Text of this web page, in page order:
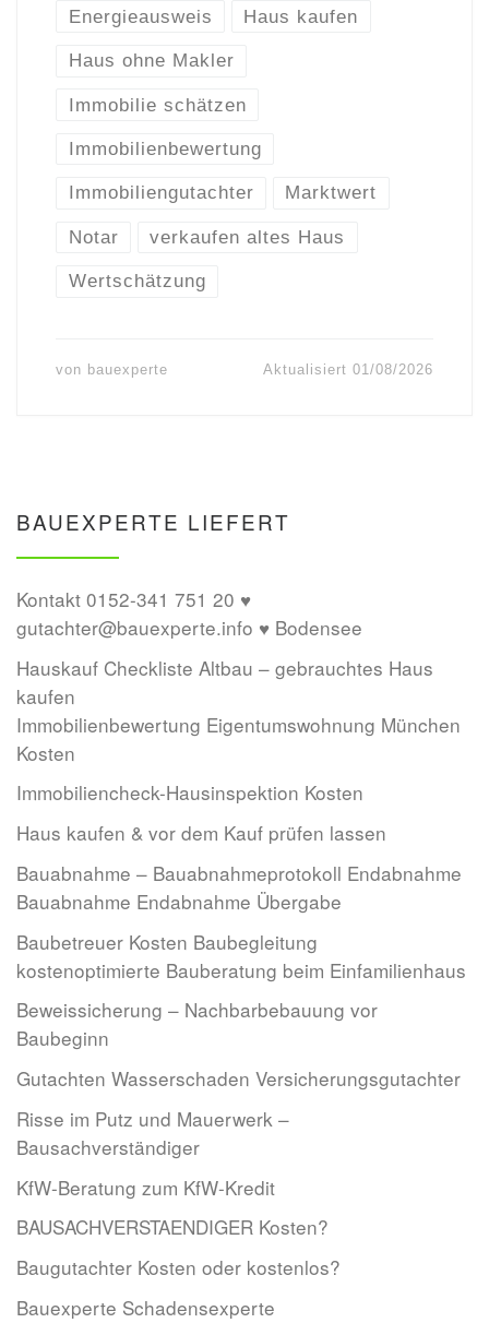
Energieausweis Haus kaufen
Haus ohne Makler
Immobilie schätzen
Immobilienbewertung
Immobiliengutachter Marktwert
Notar verkaufen altes Haus
Wertschätzung
von bauexperte Aktualisiert01/08/2026
BAUEXPERTE LIEFERT
Kontakt 0152-341 751 20 ♥
gutachter@bauexperte.info ♥ Bodensee
Hauskauf Checkliste Altbau – gebrauchtes Haus
kaufen
Immobilienbewertung Eigentumswohnung München
Kosten
Immobiliencheck-Hausinspektion Kosten
Haus kaufen & vor dem Kauf prüfen lassen
Bauabnahme – Bauabnahmeprotokoll Endabnahme
Bauabnahme Endabnahme Übergabe
Baubetreuer Kosten Baubegleitung
kostenoptimierte Bauberatung beim Einfamilienhaus
Beweissicherung – Nachbarbebauung vor
Baubeginn
Gutachten Wasserschaden Versicherungsgutachter
Risse im Putz und Mauerwerk –
Bausachverständiger
KfW-Beratung zum KfW-Kredit
BAUSACHVERSTAENDIGER Kosten?
Baugutachter Kosten oder kostenlos?
Bauexperte Schadensexperte